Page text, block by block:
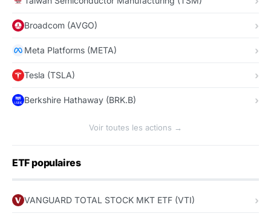
Broadcom (AVGO)
Meta Platforms (META)
Tesla (TSLA)
Berkshire Hathaway (BRK.B)
Voir toutes les actions →
ETF populaires
VANGUARD TOTAL STOCK MKT ETF (VTI)